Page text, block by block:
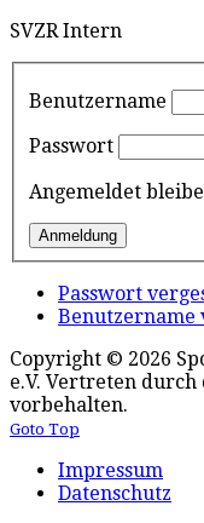
SVZR Intern
Benutzername
Passwort
Angemeldet
Passwort
Benutzername
Copyright © 2026
e.V. Vertreten durch
vorbehalten.
Goto Top
Impressum
Datenschutz